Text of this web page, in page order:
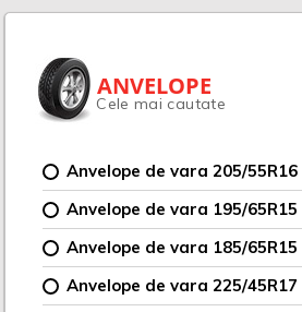
ANVELOPE
Cele mai cautate
Anvelope de vara 205/55R16
Anvelope de vara 195/65R15
Anvelope de vara 185/65R15
Anvelope de vara 225/45R17